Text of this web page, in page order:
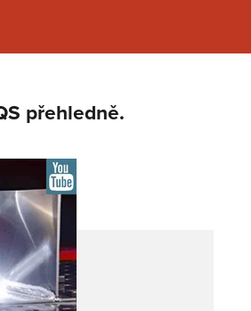
přehledně.